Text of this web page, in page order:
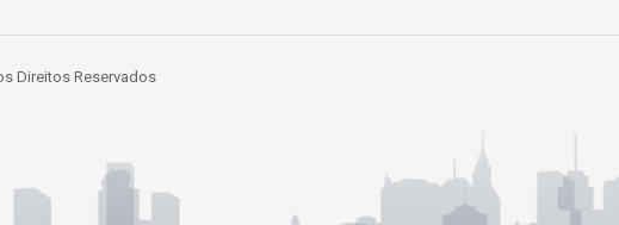
Direitos Reservados